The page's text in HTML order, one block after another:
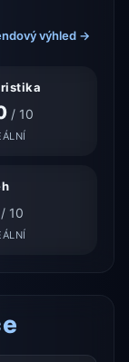
výhled →
/ 10
10